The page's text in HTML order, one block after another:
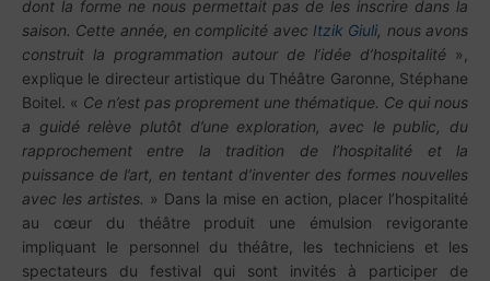
dont la forme ne nous permettait pas de les inscrire dans la
saison. Cette année, en complicité avec Itzik Giuli , nous avons
construit la programmation autour de l’idée d’hospitalité »,
explique le directeur artistique du Théâtre Garonne, Stéphane
Boitel. « Ce n’est pas proprement une thématique. Ce qui nous
a guidé relève plutôt d’une exploration, avec le public, du
rapprochement entre la tradition de l’hospitalité et la
puissance de l’art, en tentant d’inventer des formes nouvelles
avec les artistes. » Dans la mise en action, placer l’hospitalité
au cœur du théâtre produit une émulsion revigorante
impliquant le personnel du théâtre, les techniciens et les
spectateurs du festival qui sont invités à participer de